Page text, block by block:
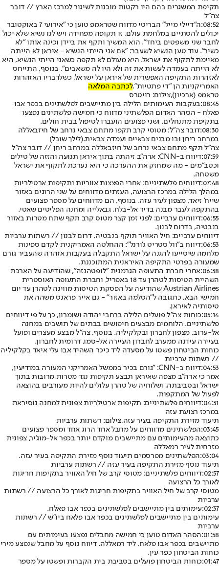
תקיפת המשגרים בהם היו רקטות מוכנות לשיגור למרכז הארץ // דובר
צה"ל
08:52:
ה"דיילי מייל" הבריטי מדווח שטראמפ טוען כי "אירועי 7 באוקטובר
יכולים להסתיים במלחמת עולם. זו תקופה מפחידה ויש לנו נשיא שלא יכול
לחבר שני משפטים ביחד". הוא המשיך ותקף את ביידן וכינה אותו "לא
כשיר". עוד טען הנשיא לשעבר: "אם אני הייתי הנשיא - איראן לא הייתה
מאיימת לתקוף את ישראל. היא מעולם לא תקפה כשאני הייתי הנשיא, היא
לא הייתה בעמדה לעשות את זה ולא היו לה משאבים". בנוסף, התייחס
לאזהרות התקיפה האפשרית של איראן על ישראל, כשלדבריו האזהרות
האמריקניות הן "די פתטיות".לכתבה המלאה
טראמפ (ארכיון),צילום: רויטרס
08:45: בעקבות העימותים הלילה בין מתיישבים לפלשתינים בכפר אבו
פאלח - הסהר האדום הפלשתיני מדווח כי חמישה פלשתינים נפצעו
בתקיפת מתנחלים, ושני פצועים הועברו לטיפול בבית חולים.
08:30: דובר צה"ל: מטוסי קרב תקפו מתחם צבאי נרחב של חיזבאללה
במרחב ריחן ובו מבנים צבאיים ועמדה צבאית.(לילך שובל)
צה"ל תקף מתחם צבאי נרחב של חיזבאללה במרחב ריחן // דובר צה"ל
07:59:
דיווח ב-CNN: ארה"ב זיהתה בתוך איראן תנועה והזזה של טילים
וכטב"מים - מה שמחזק את ההערכה כי היא נערכת לתקוף את ישראל
משטחה.
07:48: דיווחים פלשתיניים: אחרי הפצצות אווריות ותקיפות ארטילריות
במהלך הלילה במרכז הרצועה, העזתים מדווחים על שני הרוגים באזור
שייח' זיאד, מצפון לעיר עזה. בנוסף, הם מדווחים על מספר פצועים
בהתקפה לעבר מבנה בדיר אל-בלח, גבאלייה ומחנה הפליטים שאטי.
06:55: דיווחים ערביים: לפני זמן קצר מטוס קרב תקף שתח מטרות באזור
בנבטיה, בדרום לבנון.
דיווחים ערביים: חיל האוויר תוקף בנבטיה, דרום לבנון // רשתות ערביות
06:53: דיווח ב"וול סטריט ג'ורנל": ההחלטה האמריקנית לקדם ספינות
מלחמה שיסייעו להגנה על ישראל התקבלה בעקבות אזהרה שהעביר גורם
שמעורה בפרטי התקיפה האיראנית המתוכננת.
06:38: אחרי חברת התעופה הגרמנית "לופטהנזה", שהודיעה על הארכת
השהיית הטיסות לטהרן עד 18 באפריל, וחברת התעופה האוסטרית
Austrian Airlines שהודיעה על הפסקת הטיסות מווינה לטהרן עד יום
חמישי הבא, כתגובה ל"הסלמה באזור" - גם אייר פראנס משהה את
טיסותיה לאיראן.
05:14: כוחות צה"ל פועלים הלילה ברחבי יהודה ושומרון, כך על פי דיווחים
פלשתיניים. הלוחמים מבצעים חיפושים בבתים של תושבים במחנה
אל-ערוב, מצפון לחברון ובקלקיליה. בנוסף, צה"ל מבצע מעצרים ופועל
בעיירה עידנה ממערב לחברון העיירה אל-סמו, דרומית לחברון.
כוחות הביטחון פשטו על מסעדה ליד כיכר השהיד אבו עלי איאד בקלקיליה
// רשתות ערביות
04:53:
דיווח ב-CNN: "גורם בכיר בממשל האמריקני המעורה במודיעין,
אמר כי ארה"ב מצפה שאיראן תבצע תקיפות נגד מטרות מרובות בתוך
ישראל ובסביבתה, ושלוחיה של טהרן עלולים להיות מעורבים בהוצאה
לפעול של המתקפות.
04:31: דיווחים פלשתיניים: תקיפות ארטילריות צפונית למחנה נוסיראת
במרכז רצועת עזה
תיעוד מזירת התקיפה בעיר עזה,צילום: רשתות ערביות
03:45: הפלשתינים מדווחים על מחבל אחד הרוג אחד ומספר פצועים
כתוצאה מהעימותים עם מתיישבים מוקדם יותר בכפר אל-מוג'יר, צפונית
מזרחית לעיר רמאללה
03:04: הפלשתינים מפרסמים תיעוד נוסף מזירת התקיפה בעיר עזה.
תיעוד נוסף מזירת התקיפה בעיר עזה // רשתות ערביות
02:57: דיווחים פלשתיניים: מטוסי קרב של חיל האוויר בתקיפות חריגות
לאורך כל הרצועה
מטוסי קרב של חיל האוויר בתקיפות חריגות לאורך כל הרצועה // רשתות
ערביות
02:37: עימותים בין מתיישבים לפלשתינים בכפר אבו פאלח.
עימותים בין מתיישבים לפלשתינים בכפר אבו פלאח ביו"ש // רשתות
ערביות
01:58: הסהר האדום טוען כי חמישה מחבלים נפצעו בעימותים עם
מתיישבים בכפר אבו פלאח, ליד רמאללה. דיווח נוסף על מחבל שנפצע מירי
כוחות הביטחון כפר עין.
01:47: כוחות הביטחון פועלים בסביבת בית הקברות ופשטו על מספר